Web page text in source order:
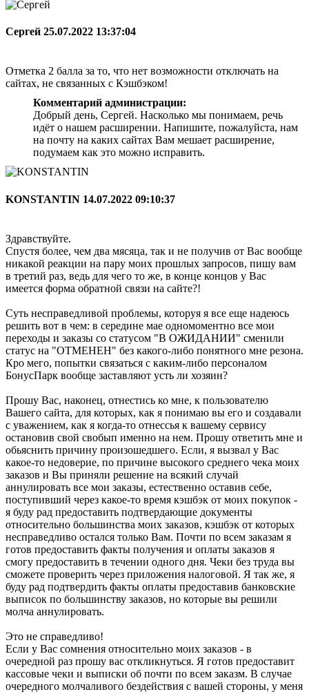
Сергей 25.07.2022 13:37:04
Отметка 2 балла за то, что нет возможности отключать на
сайтах, не связанных с Кэшбэком!
Комментарий администрации:
Добрый день, Сергей. Насколько мы понимаем, речь
идёт о нашем расширении. Напишите, пожалуйста, нам
на почту на каких сайтах Вам мешает расширение,
подумаем как это можно исправить.
KONSTANTIN 14.07.2022 09:10:37
Здравствуйте.
Спустя более, чем два мясяца, так и не получив от Вас вообще
никакой реакции на пару моих прошлых запросов, пишу вам
в третий раз, ведь для чего то же, в конце концов у Вас
имеется форма обратной связи на сайте?!
Суть несправедливой проблемы, которуя я все еще надеюсь
решить вот в чем: в середине мае одномоментно все мои
переходы и заказы со статусом "В ОЖИДАНИИ" сменили
статус на "ОТМЕНЕН" без какого-либо понятного мне резона.
Кро мего, попытки связаться с каким-либо персоналом
БонусПарк вообще заставляют усть ли хозяин?
Прошу Вас, наконец, отнестись ко мне, к пользователю
Вашего сайта, для которых, как я понимаю вы его и создавали
с уважением, как я когда-то отнессья к вашему сервису
остановив свой свобып именно на нем. Прошу ответить мне и
обьяснить причину произошедшего. Если, я вызвал у Вас
какое-то недоверие, по причине высокого среднего чека моих
заказов и Вы приняли решение на всякий случай
аннулировать все мои заказы, естественно оставив себе,
поступивший через какое-то время кэшбэк от моих покупок -
я буду рад предоставить подтвердающие документы
относительно большинства моих заказов, кэшбэк от которых
несправедливо остался только Вам. Почти по всем заказам я
готов предоставить факты получения и оплаты заказов я
смогу предоставить в течении одного дня. Чеки без труда вы
сможете проверить через приложения налоговой. Я так же, я
буду рад подтвердить факты оплаты предоставив банковские
выписок по большинству заказов, но которые вы решили
молча аннулировать.
Это не справедливо!
Если у Вас сомнения относительно моих заказов - в
очередной раз прошу вас откликнуться. Я готов предоставит
кассовые чеки и выписки об почти по всем заказм. В случае
очередного молчаливого бездействия с вашей стороны, у меня